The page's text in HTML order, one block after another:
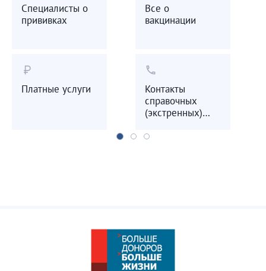
Специалисты о
прививках
Все о
вакцинации
currency_ruble
Платные услуги
call
Контакты
справочных
(экстренных)